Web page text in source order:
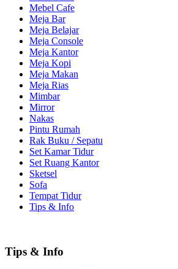
Mebel Cafe
Meja Bar
Meja Belajar
Meja Console
Meja Kantor
Meja Kopi
Meja Makan
Meja Rias
Mimbar
Mirror
Nakas
Pintu Rumah
Rak Buku / Sepatu
Set Kamar Tidur
Set Ruang Kantor
Sketsel
Sofa
Tempat Tidur
Tips & Info
Tips & Info